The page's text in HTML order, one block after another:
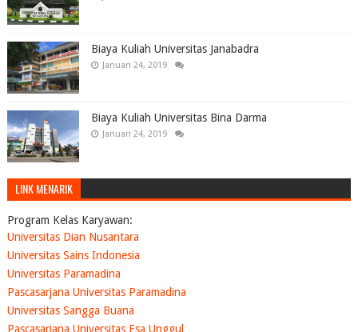
Biaya Kuliah Universitas Janabadra
Januari 24, 2019
Biaya Kuliah Universitas Bina Darma
Januari 24, 2019
LINK MENARIK
Program Kelas Karyawan:
Universitas Dian Nusantara
Universitas Sains Indonesia
Universitas Paramadina
Pascasarjana Universitas Paramadina
Universitas Sangga Buana
Pascasarjana Universitas Esa Unggul